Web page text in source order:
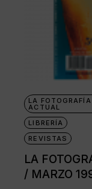
LA FOTOGRAFÍA
ACTUAL
LIBRERÍA
REVISTAS
LA
/ MARZO